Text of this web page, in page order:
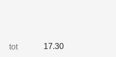
tot 17.30